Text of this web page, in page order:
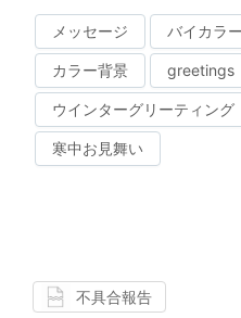
メッセージ バイカラー
カラー背景 greetings
ウインターグリーティング
寒中お見舞い
不具合報告